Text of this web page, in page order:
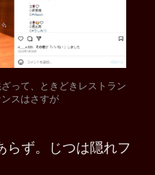
って、ときどきレストラン
スはさすが
らず。じつは隠れフ